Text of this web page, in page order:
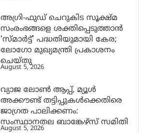
അഗ്രി-ഫുഡ് ചെറുകിട സൂക്ഷ്മ
സംരംഭങ്ങളെ ശക്തിപ്പെടുത്താന്‍
‘സ്മാര്‍ട്ട്’ പദ്ധതിയുമായി കേര;
ലോഗോ മുഖ്യമന്ത്രി പ്രകാശനം
ചെയ്തു
August 5, 2026
വ്യാജ ലോൺ ആപ്പ്, മ്യൂൾ
അക്കൗണ്ട് തട്ടിപ്പുകൾക്കെതിരെ
ജാ​ഗ്രത പാലിക്കണം:
സംസ്ഥാനതല ബാങ്കേഴ്സ് സമിതി
August 5, 2026